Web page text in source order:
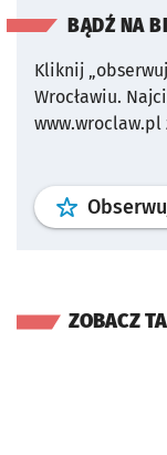
BĄDŹ NA
Kliknij
Wrocławiu.
www.wroclaw.pl
ZOBACZ